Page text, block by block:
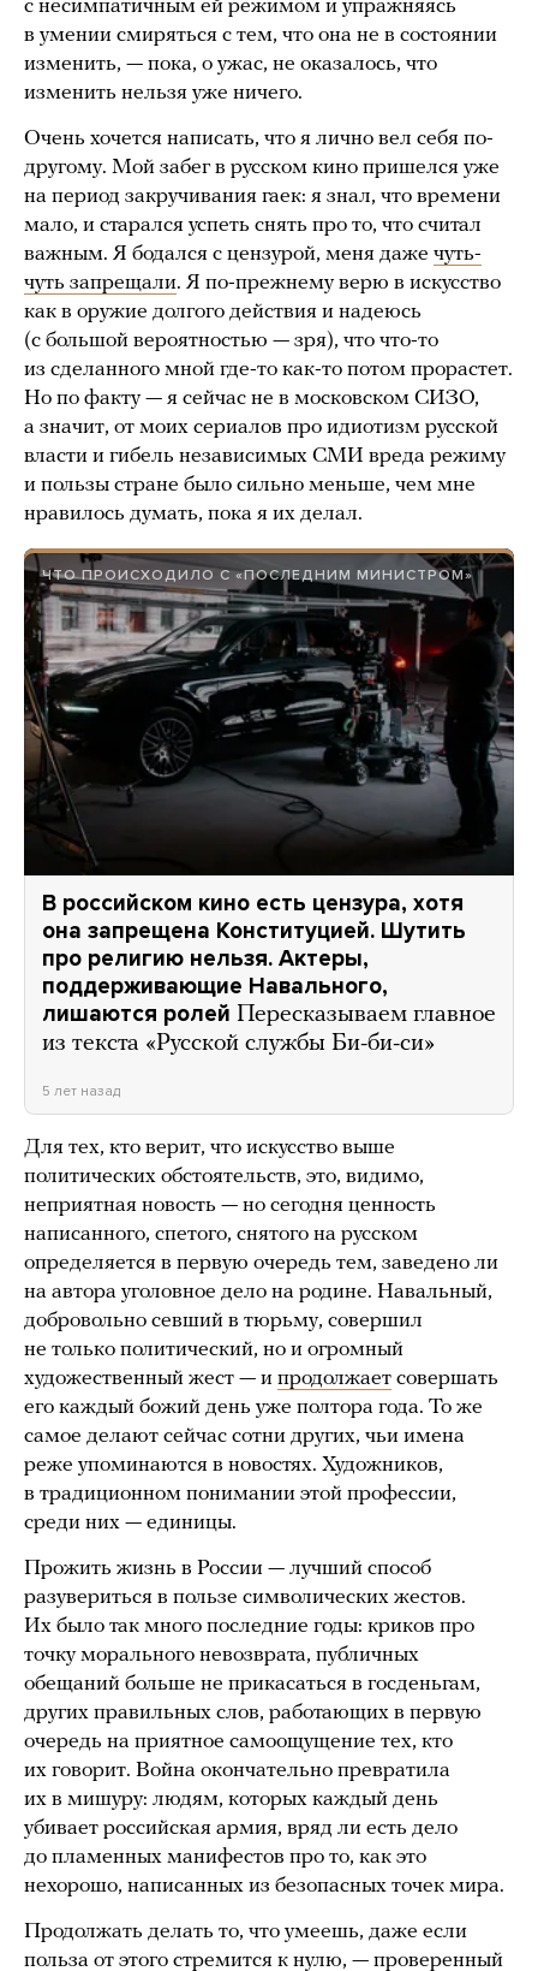
с несимпатичным ей режимом и упражняясь
в умении смиряться с тем, что она не в состоянии
изменить, — пока, о ужас, не оказалось, что
изменить нельзя уже ничего.
Очень хочется написать, что я лично вел себя по-
другому. Мой забег в русском кино пришелся уже
на период закручивания гаек: я знал, что времени
мало, и старался успеть снять про то, что считал
важным. Я бодался с цензурой, меня даже чуть-
чуть запрещали. Я по-прежнему верю в искусство
как в оружие долгого действия и надеюсь
(с большой вероятностью — зря), что что-то
из сделанного мной где-то как-то потом прорастет.
Но по факту — я сейчас не в московском СИЗО,
а значит, от моих сериалов про идиотизм русской
власти и гибель независимых СМИ вреда режиму
и пользы стране было сильно меньше, чем мне
нравилось думать, пока я их делал.
ЧТО ПРОИСХОДИЛО С «ПОСЛЕДНИМ МИНИСТРОМ»
В российском кино есть цензура, хотя
она запрещена Конституцией. Шутить
про религию нельзя. Актеры,
поддерживающие Навального,
лишаются ролей Пересказываем главное
из текста «Русской службы Би-би-си»
5 лет назад
Для тех, кто верит, что искусство выше
политических обстоятельств, это, видимо,
неприятная новость — но сегодня ценность
написанного, спетого, снятого на русском
определяется в первую очередь тем, заведено ли
на автора уголовное дело на родине. Навальный,
добровольно севший в тюрьму, совершил
не только политический, но и огромный
художественный жест — и продолжает совершать
его каждый божий день уже полтора года. То же
самое делают сейчас сотни других, чьи имена
реже упоминаются в новостях. Художников,
в традиционном понимании этой профессии,
среди них — единицы.
Прожить жизнь в России — лучший способ
разувериться в пользе символических жестов.
Их было так много последние годы: криков про
точку морального невозврата, публичных
обещаний больше не прикасаться в госденьгам,
других правильных слов, работающих в первую
очередь на приятное самоощущение тех, кто
их говорит. Война окончательно превратила
их в мишуру: людям, которых каждый день
убивает российская армия, вряд ли есть дело
до пламенных манифестов про то, как это
нехорошо, написанных из безопасных точек мира.
Продолжать делать то, что умеешь, даже если
польза от этого стремится к нулю, — проверенный